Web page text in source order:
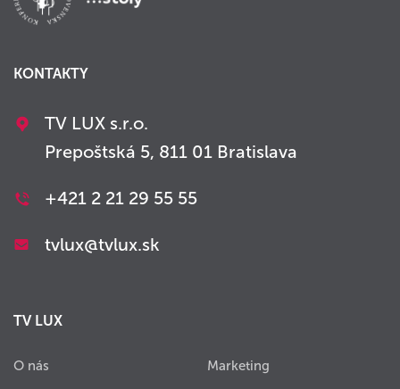
KONTAKTY
TV LUX s.r.o.
Prepoštská 5, 811 01 Bratislava
+421 2 21 29 55 55
tvlux@tvlux.sk
TV LUX
O nás Marketing